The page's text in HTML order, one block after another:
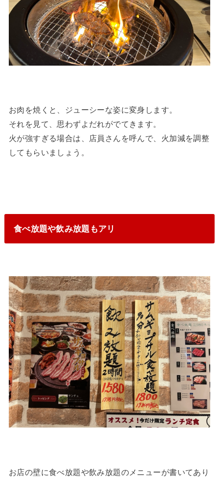
お肉を焼くと、ジューシーな姿に変身します。
それを見て、思わずよだれがでてきます。
火が強すぎる場合は、店員さんを呼んで、火加減を調整
してもらいましょう。
食べ放題や飲み放題もアリ
お店の壁に食べ放題や飲み放題のメニューが書いてあり